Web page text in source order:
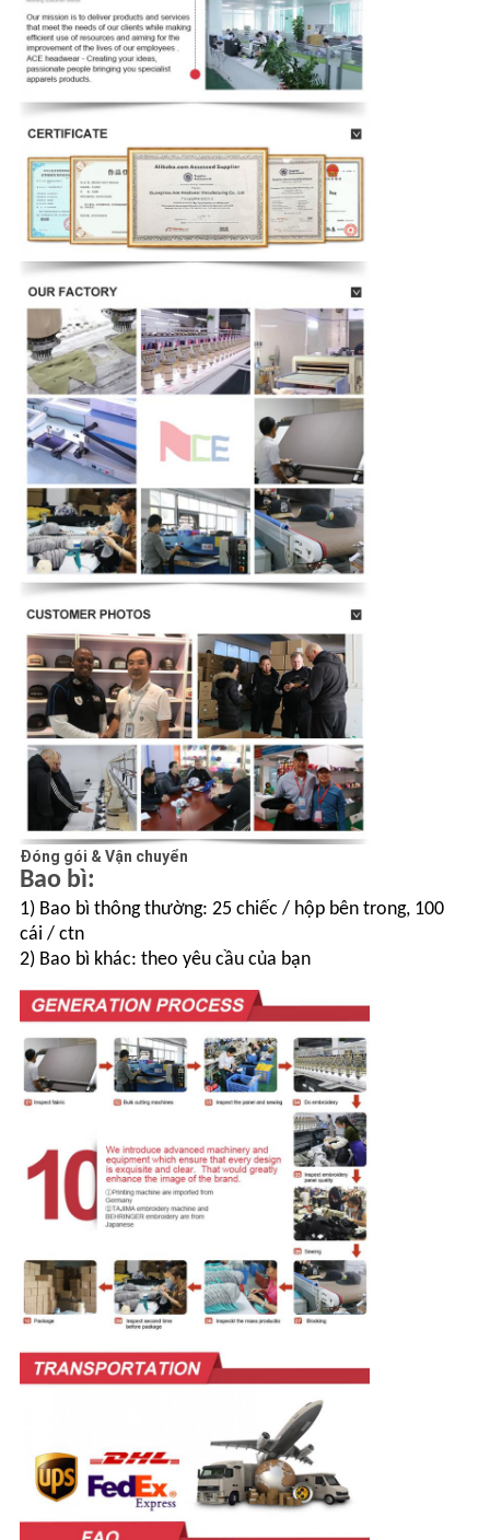
Đóng gói & Vận chuyển
Bao bì:
1) Bao bì thông thường: 25 chiếc / hộp bên trong, 100
cái / ctn
2) Bao bì khác: theo yêu cầu của bạn